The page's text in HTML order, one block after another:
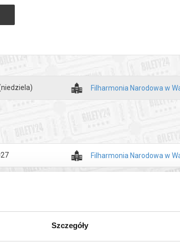
Szczegóły
podany podczas zakupu.
Filharmonia Narodowa w
Filharmonia Narodowa w